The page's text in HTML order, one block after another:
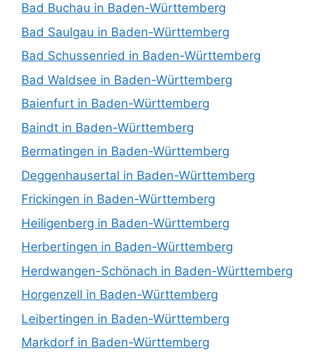
Bad Buchau in Baden-Württemberg
Bad Saulgau in Baden-Württemberg
Bad Schussenried in Baden-Württemberg
Bad Waldsee in Baden-Württemberg
Baienfurt in Baden-Württemberg
Baindt in Baden-Württemberg
Bermatingen in Baden-Württemberg
Deggenhausertal in Baden-Württemberg
Frickingen in Baden-Württemberg
Heiligenberg in Baden-Württemberg
Herbertingen in Baden-Württemberg
Herdwangen-Schönach in Baden-Württemberg
Horgenzell in Baden-Württemberg
Leibertingen in Baden-Württemberg
Markdorf in Baden-Württemberg